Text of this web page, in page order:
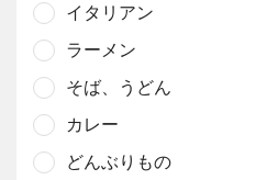
イタリアン
ラーメン
そば、うどん
カレー
どんぶりもの